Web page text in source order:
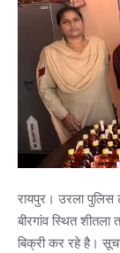
रायपुर। उरला पुलिस
बीरगांव स्थित
बिक्री कर रहे है।